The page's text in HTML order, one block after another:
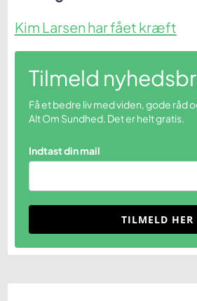
Kim Larsen har fået kræft
Tilmeld
Få et bedre liv med viden, gode råd
Alt Om Sundhed. Det er helt gratis.
Indtast din mail
TILMELD HER